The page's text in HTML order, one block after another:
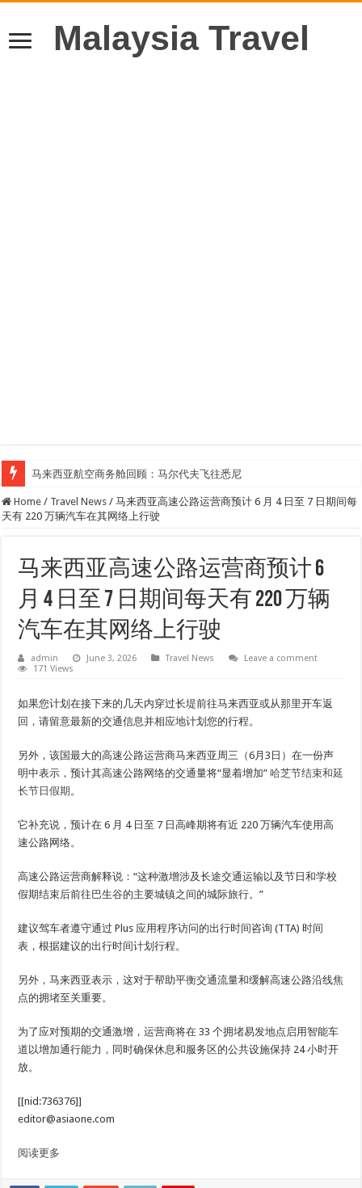
Malaysia Travel
马来西亚航空商务舱回顾：马尔代夫飞往悉尼
Home / Travel News / 马来西亚高速公路运营商预计 6 月 4 日至 7 日期间每
天有 220 万辆汽车在其网络上行驶
马来西亚高速公路运营商预计 6
月 4 日至 7 日期间每天有 220 万辆
汽车在其网络上行驶
admin June 3, 2026 Travel News
Leave a comment
171 Views
如果您计划在接下来的几天内穿过长堤前往马来西亚或从那里开车返
回，请留意最新的交通信息并相应地计划您的行程。
另外，该国最大的高速公路运营商马来西亚周三（6月3日）在一份声
明中表示，预计其高速公路网络的交通量将“显着增加”哈芝节结束和延
长节日假期。
它补充说，预计在 6 月 4 日至 7 日高峰期将有近 220 万辆汽车使用高
速公路网络。
高速公路运营商解释说：“这种激增涉及长途交通运输以及节日和学校
假期结束后前往巴生谷的主要城镇之间的城际旅行。”
建议驾车者遵守通过 Plus 应用程序访问的出行时间咨询 (TTA) 时间
表，根据建议的出行时间计划行程。
另外，马来西亚表示，这对于帮助平衡交通流量和缓解高速公路沿线焦
点的拥堵至关重要。
为了应对预期的交通激增，运营商将在 33 个拥堵易发地点启用智能车
道以增加通行能力，同时确保休息和服务区的公共设施保持 24 小时开
放。
[[nid:736376]]
editor@asiaone.com
阅读更多